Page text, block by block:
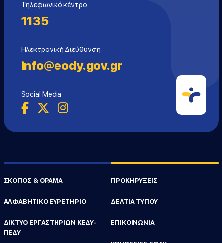
Τηλεφωνικό κέντρο
1135
Ηλεκτρονική Διεύθυνση
info@eody.gov.gr
Social Media
ΣΚΟΠΟΣ & ΟΡΑΜΑ
ΑΛΦΑΒΗΤΙΚΟ ΕΥΡΕΤΗΡΙΟ
ΔΙΚΤΥΟ ΕΡΓΑΣΤΗΡΙΩΝ ΚΕΔΥ-
ΠΕΔΥ
ΠΡΟΚΗΡΥΞΕΙΣ
ΔΕΛΤΙΑ ΤΥΠΟΥ
ΕΠΙΚΟΙΝΩΝΙΑ